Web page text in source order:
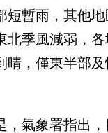
短暫雨，其他
北季風減弱，各
晴，僅東半部
，氣象署指出，